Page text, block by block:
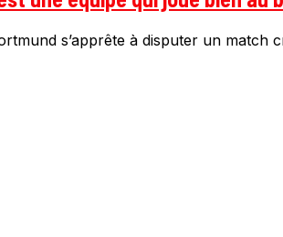
s’apprête à disputer un match